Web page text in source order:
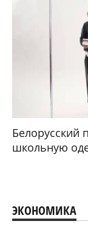
Белорусский
школьную
ЭКОНОМИКА